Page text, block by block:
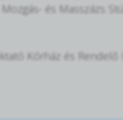
Mozgás- és Masszázs
Kórház és